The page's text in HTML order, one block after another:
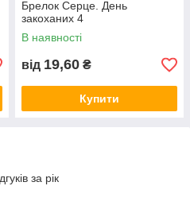
Брелок Серце. День
закоханих 4
В наявності
від 19,60 ₴
Купити
за рік